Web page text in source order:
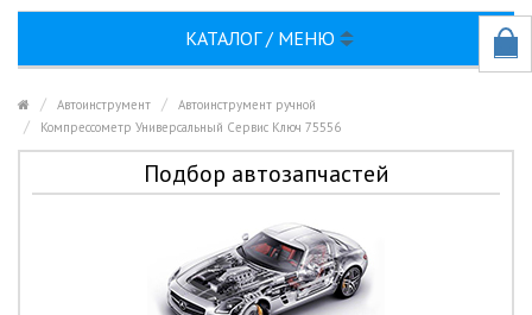
КАТАЛОГ / МЕНЮ
Автоинструмент
Автоинструмент ручной
Компрессометр Универсальный Сервис Ключ 75556
Подбор автозапчастей